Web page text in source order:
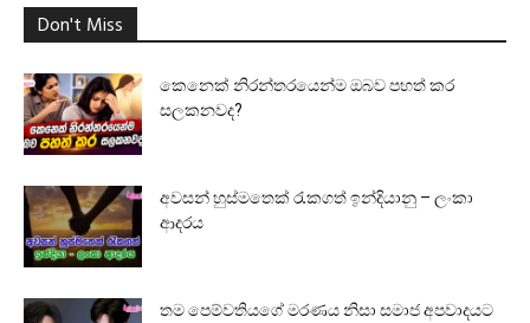
Don't Miss
කෙනෙක් නිරන්තරයෙන්ම ඔබව පහත් කර
සලකනවද?
අවසන් හුස්මතෙක් රැකගත් ඉන්දියානු – ලංකා
ආදරය
තම පෙම්වතියගේ මරණය නිසා සමාජ අපවාදයට